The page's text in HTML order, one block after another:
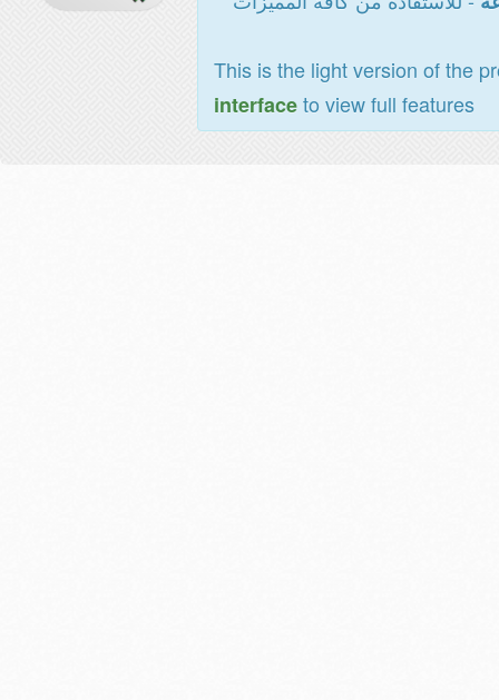
This is the light version of the
interfaceto view full features